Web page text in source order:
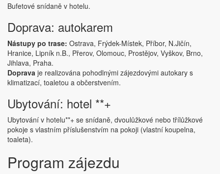
Bufetové snídaně v hotelu.
Doprava: autokarem
Nástupy po trase: Ostrava, Frýdek-Místek, Příbor, N.Jičín,
Hranice, Lipník n.B., Přerov, Olomouc, Prostějov, Vyškov, Brno,
Jihlava, Praha.
Doprava je realizována pohodlnými zájezdovými autokary s
klimatizací, toaletou a občerstvením.
Ubytování: hotel **+
Ubytování v hotelu**+ se snídaně, dvoulůžkové nebo třílůžkové
pokoje s vlastním příslušenstvím na pokoji (vlastní koupelna,
toaleta).
Program zájezdu